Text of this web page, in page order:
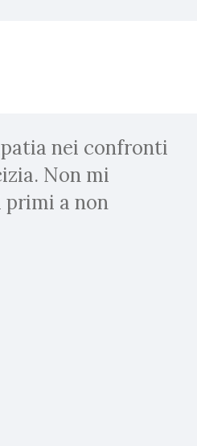
nei confronti
Non mi
primi a non